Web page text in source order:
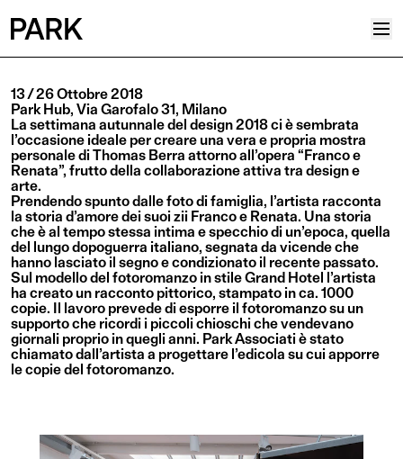
Progetti
Plus
Hub
Reinventing Heritage
Collettivo
News
Editoriali
Career
Contatti
Italiano
13 / 26 Ottobre 2018
Park Hub, Via Garofalo 31, Milano
La settimana autunnale del design 2018 ci è sembrata
l’occasione ideale per creare una vera e propria mostra
personale di Thomas Berra attorno all’opera “Franco e
Renata”, frutto della collaborazione attiva tra design e
arte.
Prendendo spunto dalle foto di famiglia, l’artista racconta
la storia d’amore dei suoi zii Franco e Renata. Una storia
che è al tempo stessa intima e specchio di un’epoca, quella
del lungo dopoguerra italiano, segnata da vicende che
hanno lasciato il segno e condizionato il recente passato.
Sul modello del fotoromanzo in stile Grand Hotel l’artista
ha creato un racconto pittorico, stampato in ca. 1000
copie. Il lavoro prevede di esporre il fotoromanzo su un
supporto che ricordi i piccoli chioschi che vendevano
giornali proprio in quegli anni. Park Associati è stato
chiamato dall’artista a progettare l’edicola su cui apporre
le copie del fotoromanzo.